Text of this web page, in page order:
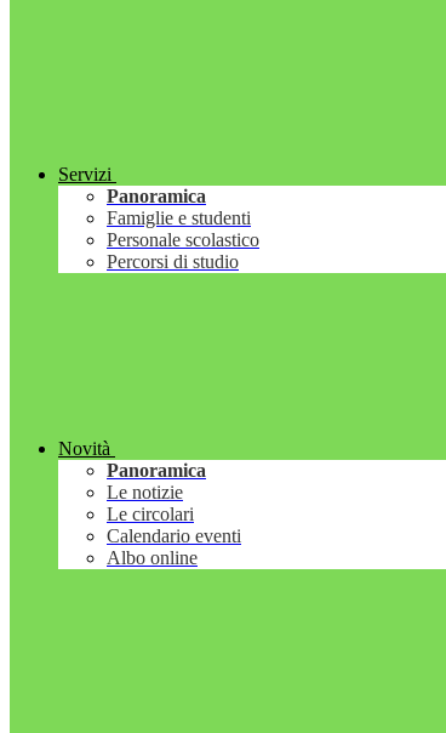
Servizi
Panoramica
Famiglie e studenti
Personale scolastico
Percorsi di studio
Novità
Panoramica
Le notizie
Le circolari
Calendario eventi
Albo online